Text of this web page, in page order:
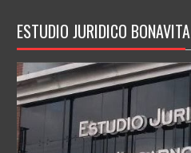
ESTUDIO JURIDICO BONAVITA